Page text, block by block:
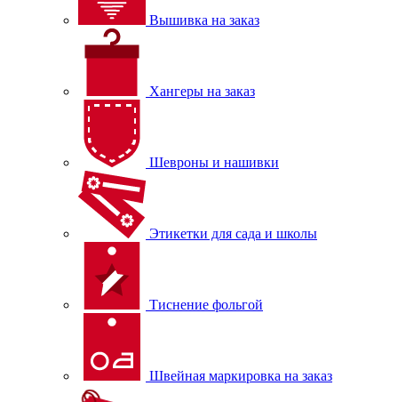
Вышивка на заказ
Хангеры на заказ
Шевроны и нашивки
Этикетки для сада и школы
Тиснение фольгой
Швейная маркировка на заказ